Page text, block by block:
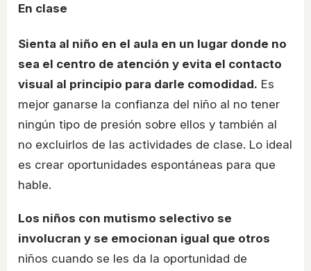
En clase
Sienta al niño en el aula en un lugar donde no
sea el centro de atención y evita el contacto
visual al principio para darle comodidad. Es
mejor ganarse la confianza del niño al no tener
ningún tipo de presión sobre ellos y también al
no excluirlos de las actividades de clase. Lo ideal
es crear oportunidades espontáneas para que
hable.
Los niños con mutismo selectivo se
involucran y se emocionan igual que otros
niños cuando se les da la oportunidad de